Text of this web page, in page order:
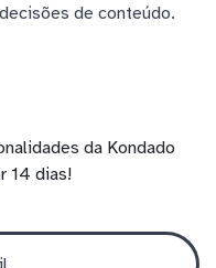
de conteúdo.
da Kondado
14 dias!